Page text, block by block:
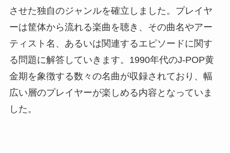
させた独自のジャンルを確立しました。プレイヤ
ーは筐体から流れる楽曲を聴き、その曲名やアー
ティスト名、あるいは関連するエピソードに関す
る問題に解答していきます。1990年代のJ-POP黄
金期を象徴する数々の名曲が収録されており、幅
広い層のプレイヤーが楽しめる内容となっていま
した。